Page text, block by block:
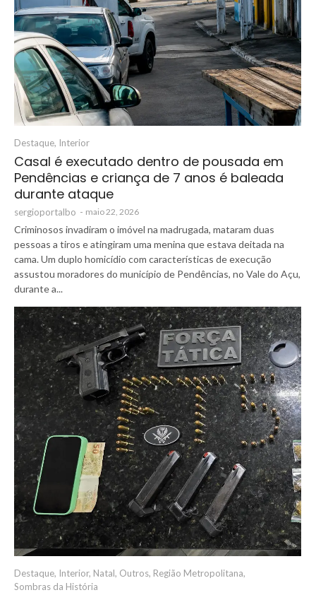
Destaque, Interior
Casal é executado dentro de pousada em
Pendências e criança de 7 anos é baleada
durante ataque
sergioportalbo - maio 22, 2026
Criminosos invadiram o imóvel na madrugada, mataram duas
pessoas a tiros e atingiram uma menina que estava deitada na
cama. Um duplo homicídio com características de execução
assustou moradores do município de Pendências, no Vale do Açu,
durante a...
Destaque, Interior, Natal, Outros, Região Metropolitana,
Sombras da História